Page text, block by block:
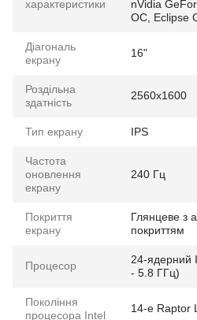
характеристики
nVidia
ОС, Eclipse
Діагональ
екрану
16"
Роздільна
здатність
2560x1600
Тип екрану IPS
Частота
оновлення
екрану
240 Гц
Покриття
екрану
Глянцеве з
покриттям
Процесор
24-ядерний
- 5.8 ГГц)
Покоління
процесора Intel
14-е Raptor